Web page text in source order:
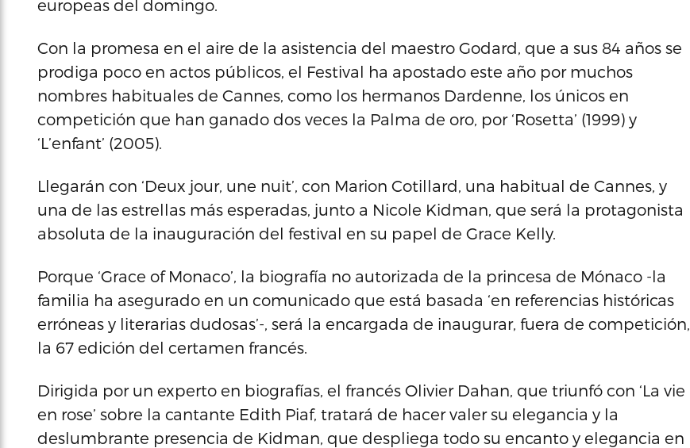
europeas del domingo.
Con la promesa en el aire de la asistencia del maestro Godard, que a sus 84 años se
prodiga poco en actos públicos, el Festival ha apostado este año por muchos
nombres habituales de Cannes, como los hermanos Dardenne, los únicos en
competición que han ganado dos veces la Palma de oro, por ‘Rosetta’ (1999) y
‘L’enfant’ (2005).
Llegarán con ‘Deux jour, une nuit’, con Marion Cotillard, una habitual de Cannes, y
una de las estrellas más esperadas, junto a Nicole Kidman, que será la protagonista
absoluta de la inauguración del festival en su papel de Grace Kelly.
Porque ‘Grace of Monaco’, la biografía no autorizada de la princesa de Mónaco -la
familia ha asegurado en un comunicado que está basada ‘en referencias históricas
erróneas y literarias dudosas’-, será la encargada de inaugurar, fuera de competición,
la 67 edición del certamen francés.
Dirigida por un experto en biografías, el francés Olivier Dahan, que triunfó con ‘La vie
en rose’ sobre la cantante Edith Piaf, tratará de hacer valer su elegancia y la
deslumbrante presencia de Kidman, que despliega todo su encanto y elegancia en